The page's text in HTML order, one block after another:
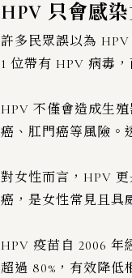
HPV 只會感
許多民眾誤以為
1 位帶有 HPV 病毒
HPV 不僅會造成生
癌、肛門癌等風險。
對女性而言，HPV
癌，是女性常見且具
HPV 疫苗自 2006 年
超過 80%，有效降低